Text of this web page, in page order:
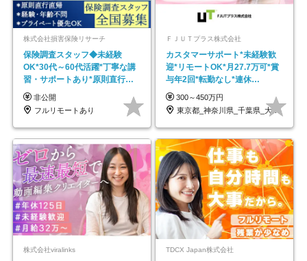
株式会社損害保険リサーチ
保険調査スタッフ◆未経験
OK*30代～60代活躍*丁寧な講
習・サポートあり*原則直行直
帰／全国募集・業務委託
非公開
フルリモートあり
ＦＪＵＴプラス株式会社
カスタマーサポート*未経験歓
迎*リモートOK*月27.7万可*賞
与年2回*転勤なし*連休
OK/ZE010232
300～450万円
東京都_神奈川県_千葉県_大阪府_愛知県…
株式会社viralinks TDCX Japan株式会社